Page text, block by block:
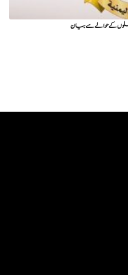
کے حوالے سے بیان